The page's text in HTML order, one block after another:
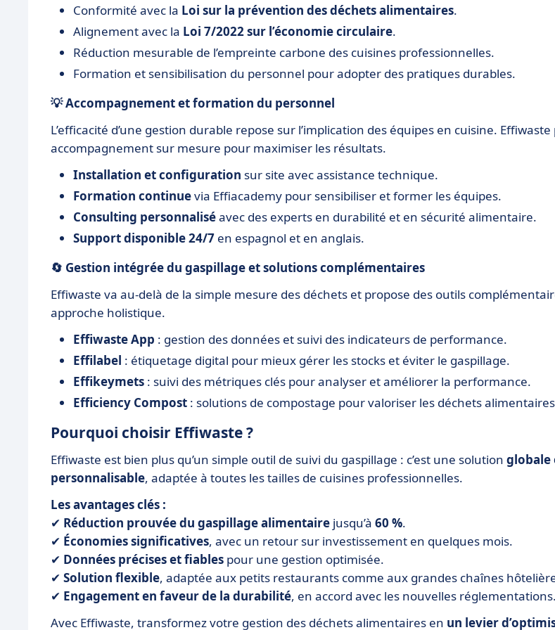
Conformité avec la Loi sur la prévention des déchets alimentaires.
Alignement avec la Loi 7/2022 sur l’économie circulaire.
Réduction mesurable de l’empreinte carbone des cuisines professionnelles.
Formation et sensibilisation du personnel pour adopter des pratiques durables.
💡Accompagnement et formation du personnel
L’efficacité d’une gestion durable repose sur l’implication des équipes en cuisine.
accompagnement sur mesure pour maximiser les résultats.
Installation et configuration sur site avec assistance technique.
Formation continuevia Effiacademy pour sensibiliser et former les équipes.
Consulting personnaliséavec des experts en durabilité et en sécurité alimentaire.
Support disponible 24/7 en espagnol et en anglais.
🔄 Gestion intégrée du gaspillage et solutions complémentaires
Effiwaste va au-delà de la simple mesure des déchets et propose des outils
approche holistique.
Effiwaste App : gestion des données et suivi des indicateurs de performance.
Effilabel : étiquetage digital pour mieux gérer les stocks et éviter le gaspillage.
Effikeymets : suivi des métriques clés pour analyser et améliorer la performance.
Efficiency Compost : solutions de compostage pour valoriser les déchets
Pourquoi choisir Effiwaste ?
Effiwaste est bien plus qu’un simple outil de suivi du gaspillage : c’est une solution globale
personnalisable, adaptée à toutes les tailles de cuisines professionnelles.
Les avantages clés :
✔ Réduction prouvée du gaspillage alimentaire jusqu’à 60 %.
✔ Économies significatives, avec un retour sur investissement en quelques mois.
✔ Données précises et fiables pour une gestion optimisée.
✔ Solution flexible, adaptée aux petits restaurants comme aux grandes chaînes
✔ Engagement en faveur de la durabilité, en accord avec les nouvelles réglementations.
Avec Effiwaste, transformez votre gestion des déchets alimentaires en un levier